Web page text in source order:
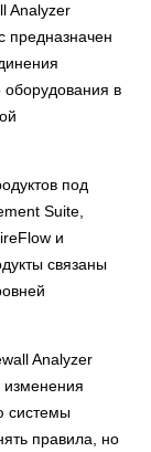
Analyzer
предназначен
оборудования в
под
Suite,
и
связаны
Analyzer
изменения
системы
правила, но